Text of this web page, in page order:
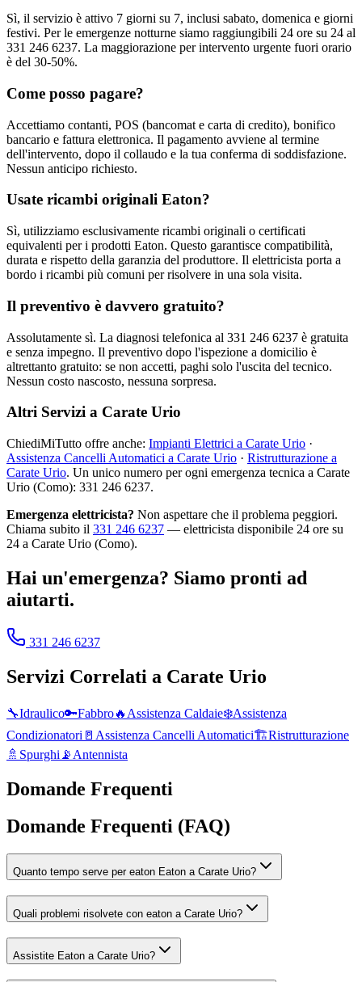
Sì, il servizio è attivo 7 giorni su 7, inclusi sabato, domenica e giorni
festivi. Per le emergenze notturne siamo raggiungibili 24 ore su 24 al
331 246 6237. La maggiorazione per intervento urgente fuori orario
è del 30-50%.
Come posso pagare?
Accettiamo contanti, POS (bancomat e carta di credito), bonifico
bancario e fattura elettronica. Il pagamento avviene al termine
dell'intervento, dopo il collaudo e la tua conferma di soddisfazione.
Nessun anticipo richiesto.
Usate ricambi originali Eaton?
Sì, utilizziamo esclusivamente ricambi originali o certificati
equivalenti per i prodotti Eaton. Questo garantisce compatibilità,
durata e rispetto della garanzia del produttore. Il elettricista porta a
bordo i ricambi più comuni per risolvere in una sola visita.
Il preventivo è davvero gratuito?
Assolutamente sì. La diagnosi telefonica al 331 246 6237 è gratuita
e senza impegno. Il preventivo dopo l'ispezione a domicilio è
altrettanto gratuito: se non accetti, paghi solo l'uscita del tecnico.
Nessun costo nascosto, nessuna sorpresa.
Altri Servizi a Carate Urio
ChiediMiTutto offre anche: Impianti Elettrici a Carate Urio ·
Assistenza Cancelli Automatici a Carate Urio · Ristrutturazione a
Carate Urio. Un unico numero per ogni emergenza tecnica a Carate
Urio (Como): 331 246 6237.
Emergenza elettricista? Non aspettare che il problema peggiori.
Chiama subito il 331 246 6237 — elettricista disponibile 24 ore su
24 a Carate Urio (Como).
Hai un'emergenza? Siamo pronti ad
aiutarti.
331 246 6237
Servizi Correlati a Carate Urio
🔧Idraulico🔑Fabbro🔥 Assistenza Caldaie❄️Assistenza
Condizionatori 🚪 Assistenza Cancelli Automatici🏗️Ristrutturazione
🚿 Spurghi 📡 Antennista
Domande Frequenti
Domande Frequenti (FAQ)
Quanto tempo serve per eaton Eaton a Carate Urio?
Quali problemi risolvete con eaton a Carate Urio?
Assistite Eaton a Carate Urio?